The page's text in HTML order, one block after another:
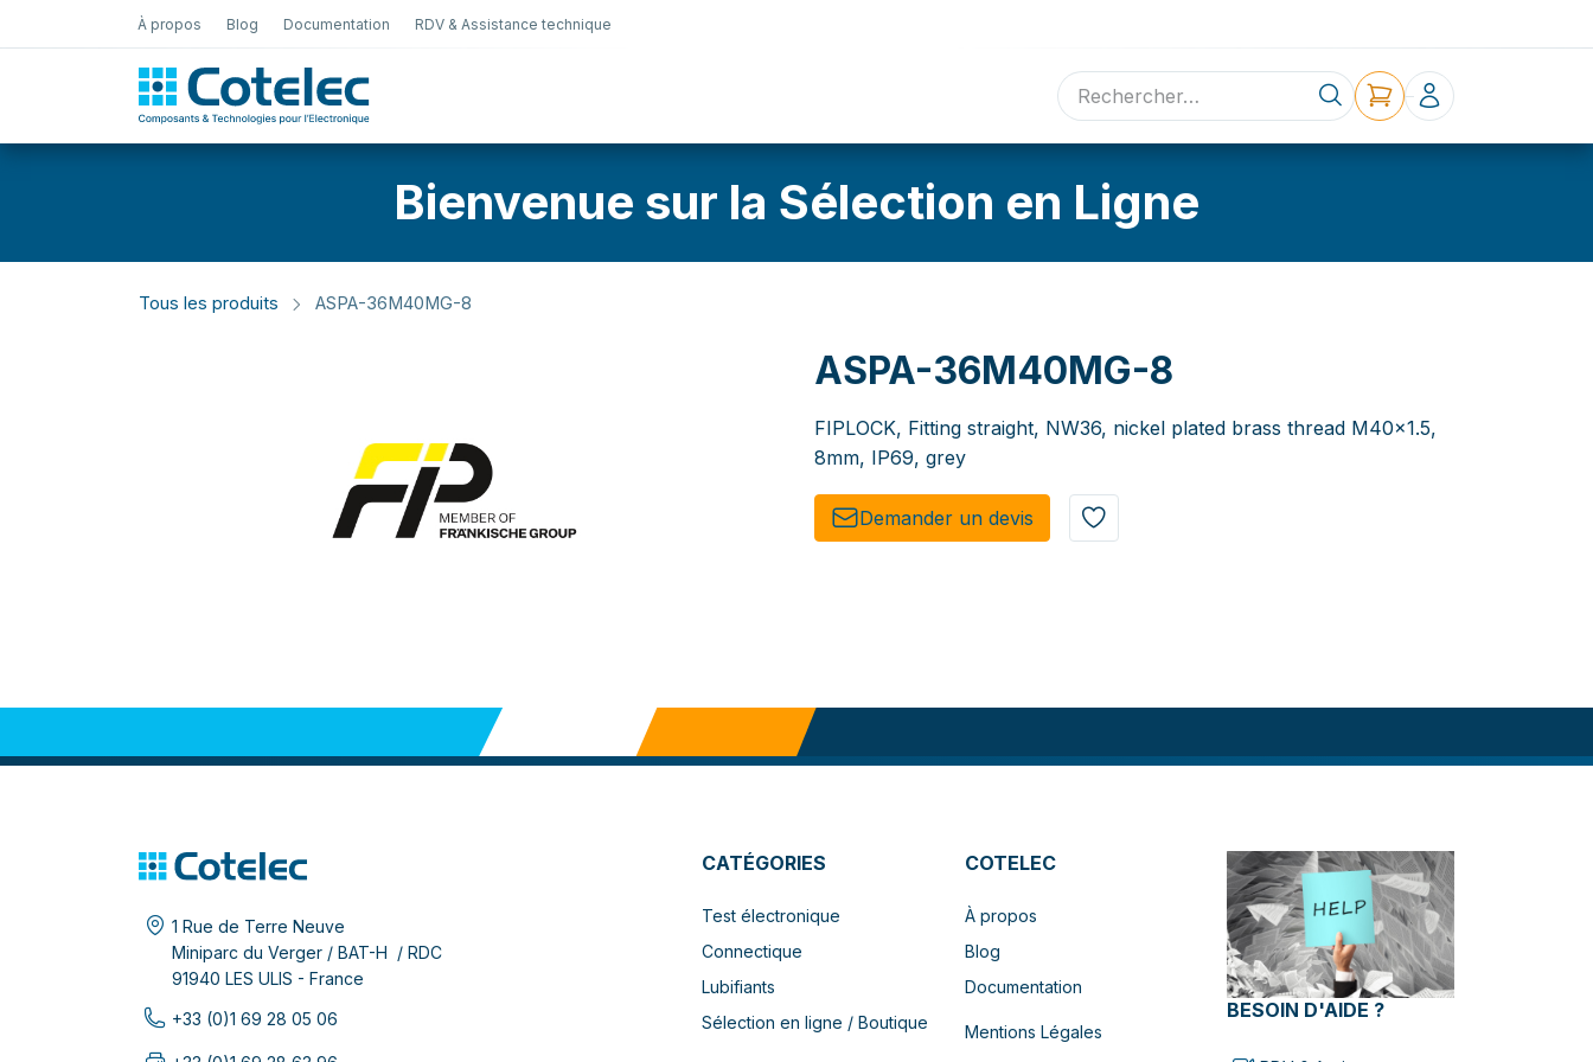
À propos Blog Documentation RDV & Assistance technique
Sélection en ligne Contact
Bienvenue sur la Sélection en Ligne
Tous les produits ASPA-36M40MG-8
ASPA-36M40MG-8
FIPLOCK, Fitting straight, NW36, nickel plated brass thread M40x1.5,
8mm, IP69, grey
Demander un de​​vis​​
1 Rue de Terre Neuve
Miniparc du Verger / BAT-H / RDC
91940 LES ULIS - France
+33 (0)1 69 28 05 06
CATÉGORIES
Test électronique
Connectique
Lubifiants
Sélection en ligne / Boutique
COTELEC
À propos
Blog
Documentation
Mentions Légales
BESOIN D'AIDE ?